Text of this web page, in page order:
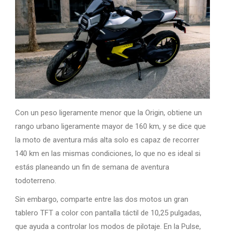
Con un peso ligeramente menor que la Origin, obtiene un
rango urbano ligeramente mayor de 160 km, y se dice que
la moto de aventura más alta solo es capaz de recorrer
140 km en las mismas condiciones, lo que no es ideal si
estás planeando un fin de semana de aventura
todoterreno.
Sin embargo, comparte entre las dos motos un gran
tablero TFT a color con pantalla táctil de 10,25 pulgadas,
que ayuda a controlar los modos de pilotaje. En la Pulse,